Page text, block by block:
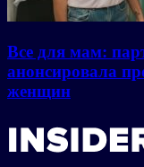
Все для мам:
анонсировала
женщин